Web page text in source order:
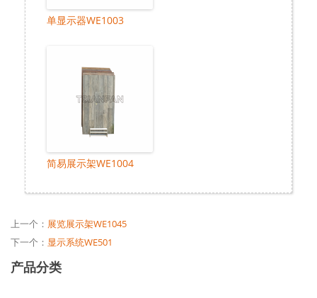
单显示器WE1003
简易展示架WE1004
上一个： 展览展示架WE1045
下一个： 显示系统WE501
产品分类